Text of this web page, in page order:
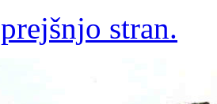
prejšnjo stran.